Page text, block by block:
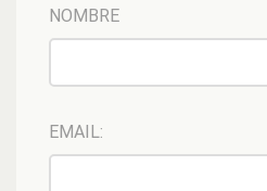
NOMBRE
EMAIL: